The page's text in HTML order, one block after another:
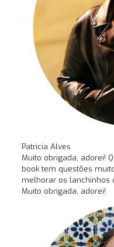
Patrícia Alves
Muito obrigada, adorei!
book tem questões
melhorar os lanchinhos
Muito obrigada, adorei!